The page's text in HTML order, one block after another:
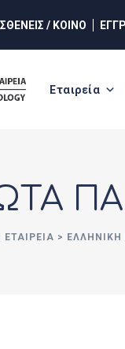
/ ΚΟΙΝΟ
Εταιρεία
> ΕΛΛΗΝΙΚΗ